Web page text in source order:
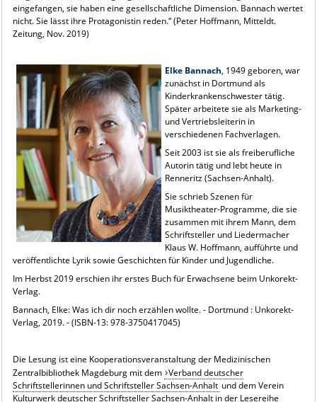
eingefangen, sie haben eine gesellschaftliche Dimension. Bannach wertet
nicht. Sie lässt ihre Protagonistin reden.“ (Peter Hoffmann, Mitteldt.
Zeitung, Nov. 2019)
Elke Bannach, 1949 geboren, war
zunächst in Dortmund als
Kinderkrankenschwester tätig.
Später arbeitete sie als Marketing-
und Vertriebsleiterin in
verschiedenen Fachverlagen.
Seit 2003 ist sie als freiberufliche
Autorin tätig und lebt heute in
Renneritz (Sachsen-Anhalt).
Sie schrieb Szenen für
Musiktheater-Programme, die sie
zusammen mit ihrem Mann, dem
Schriftsteller und Liedermacher
Klaus W. Hoffmann, aufführte und
veröffentlichte Lyrik sowie Geschichten für Kinder und Jugendliche.
Im Herbst 2019 erschien ihr erstes Buch für Erwachsene beim Unkorekt-
Verlag.
Bannach, Elke: Was ich dir noch erzählen wollte. - Dortmund : Unkorekt-
Verlag, 2019. - (ISBN-13: 978-3750417045)
Die Lesung ist eine Kooperationsveranstaltung der Medizinischen
Zentralbibliothek Magdeburg mit dem Verband deutscher
Schriftstellerinnen und Schriftsteller Sachsen-Anhalt und dem Verein
Kulturwerk deutscher Schriftsteller Sachsen-Anhalt in der Lesereihe